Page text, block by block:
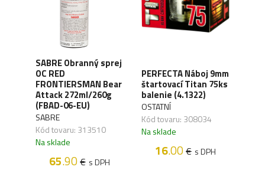
SABRE Obranný sprej
OC RED
FRONTIERSMAN Bear
Attack 272ml/260g
(FBAD-06-EU)
SABRE
Kód tovaru: 313510
Na sklade
65.90€ s DPH
PERFECTA Náboj 9mm
štartovací Titan 75ks
balenie (4.1322)
OSTATNÍ
Kód tovaru: 308034
Na sklade
16.00€ s DPH